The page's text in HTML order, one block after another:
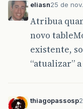
eliasn25 de
Atribua
novo
existente,
“atualizar”
thiagopassosp